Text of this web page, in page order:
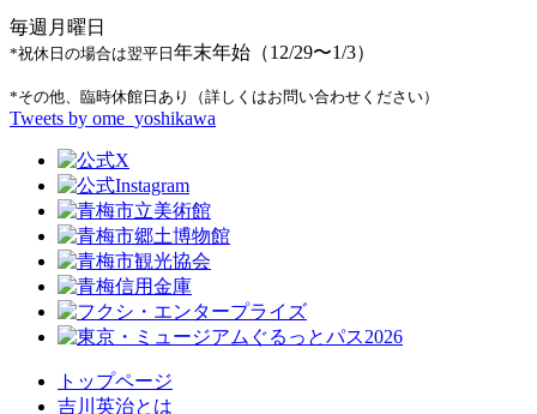
毎週月曜日
*祝休日の場合は翌平日 年末年始（12/29〜1/3）
*その他、臨時休館日あり（詳しくはお問い合わせください）
Tweets by ome_yoshikawa
トップページ
吉川英治とは